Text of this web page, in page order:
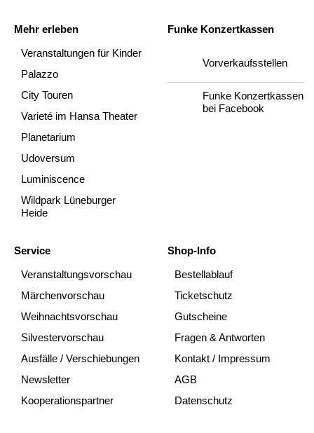
Mehr erleben
Veranstaltungen für Kinder
Palazzo
City Touren
Varieté im Hansa Theater
Planetarium
Udoversum
Luminiscence
Wildpark Lüneburger
Heide
Funke Konzertkassen
Vorverkaufsstellen
Funke Konzertkassen
bei Facebook
Service
Veranstaltungsvorschau
Märchenvorschau
Weihnachtsvorschau
Silvestervorschau
Ausfälle / Verschiebungen
Newsletter
Kooperationspartner
Shop-Info
Bestellablauf
Ticketschutz
Gutscheine
Fragen & Antworten
Kontakt / Impressum
AGB
Datenschutz